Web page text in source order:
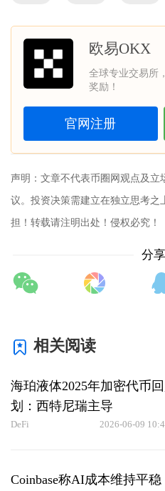
欧易OKX
全球专业交易所
奖励！
官网注册
声明：文章不代表币圈网观点及立
议。投资决策需建立在独立思考之
担！转载请注明出处！侵权必究！
分
相关阅读
海珀液体2025年加密代币
划：西特尼瑞主导
DeFi 2026-06-09
Coinbase称AI成本维持平稳